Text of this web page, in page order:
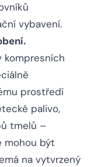
vybavení.
kompresních
prostředí
palivo,
tmelů –
mohou být
na vytvrzený